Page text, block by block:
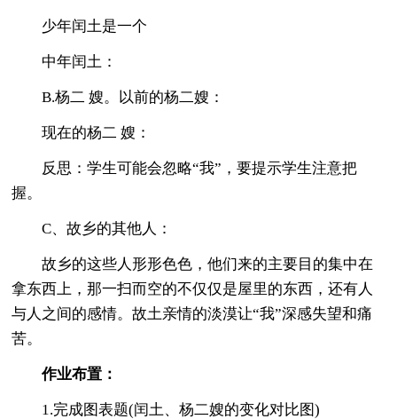
少年闰土是一个
中年闰土：
B.杨二 嫂。以前的杨二嫂：
现在的杨二 嫂：
反思：学生可能会忽略“我”，要提示学生注意把
握。
C、故乡的其他人：
故乡的这些人形形色色，他们来的主要目的集中在
拿东西上，那一扫而空的不仅仅是屋里的东西，还有人
与人之间的感情。故土亲情的淡漠让“我”深感失望和痛
苦。
作业布置：
1.完成图表题(闰土、杨二嫂的变化对比图)